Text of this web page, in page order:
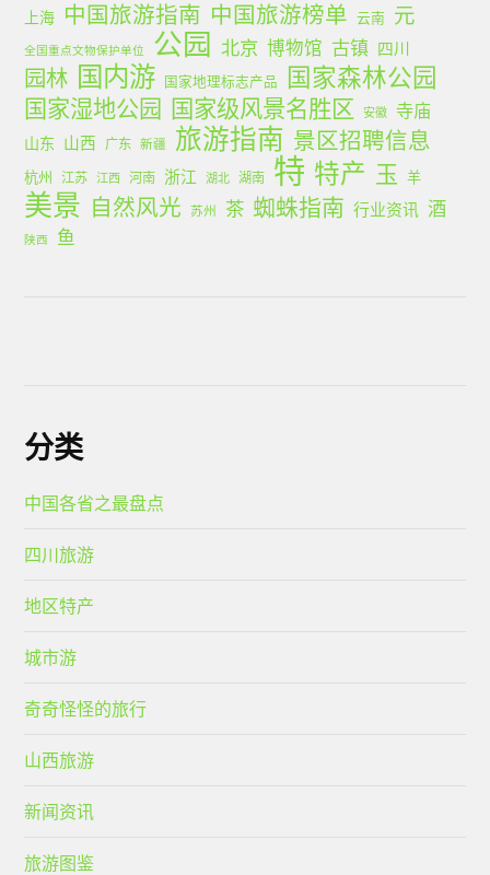
上海 中国旅游指南 中国旅游榜单 云南 元
全国重点文物保护单位 公园 北京 博物馆 古镇 四川
园林 国内游 国家地理标志产品 国家森林公园
国家湿地公园 国家级风景名胜区 安徽 寺庙
山东 山西 广东 新疆 旅游指南 景区招聘信息
杭州 江苏 江西 河南 浙江 湖北 湖南 特 特产 玉 羊
美景 自然风光 苏州 茶 蜘蛛指南 行业资讯 酒
陕西 鱼
分类
中国各省之最盘点
四川旅游
地区特产
城市游
奇奇怪怪的旅行
山西旅游
新闻资讯
旅游图鉴